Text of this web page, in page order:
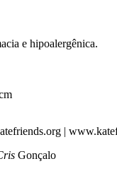
e hipoalergênica.
|
Gonçalo